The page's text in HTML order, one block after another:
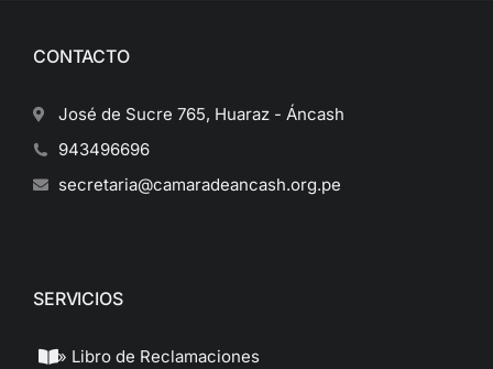
CONTACTO
José de Sucre 765, Huaraz - Áncash
943496696
secretaria@camaradeancash.org.pe
SERVICIOS
» Libro de Reclamaciones